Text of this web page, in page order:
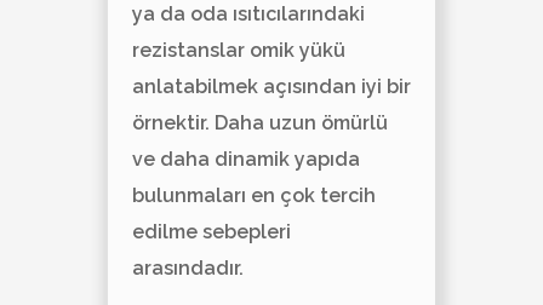
ya da oda ısıtıcılarındaki
rezistanslar omik yükü
anlatabilmek açısından iyi bir
örnektir. Daha uzun ömürlü
ve daha dinamik yapıda
bulunmaları en çok tercih
edilme sebepleri
arasındadır.